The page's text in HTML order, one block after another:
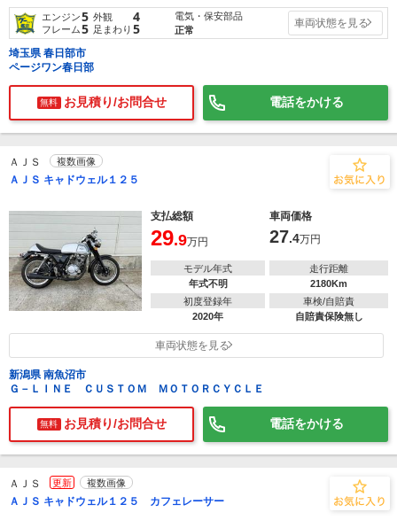
エンジン5 外観 4
フレーム5 足まわり 5
電気・保安部品
正常
車両状態を見る
埼玉県 春日部市
ページワン春日部
無料 お見積り/お問合せ 電話をかける
ＡＪＳ 複数画像
ＡＪＳ キャドウェル１２５
支払総額 車両価格
29.9万円 27.4万円
モデル年式
年式不明
走行距離
2180Km
初度登録年
2020年
車検/自賠責
自賠責保険無し
車両状態を見る
新潟県 南魚沼市
Ｇ－ＬＩＮＥ ＣＵＳＴＯＭ ＭＯＴＯＲＣＹＣＬＥ
無料 お見積り/お問合せ 電話をかける
ＡＪＳ 更新 複数画像
ＡＪＳ キャドウェル１２５ カフェレーサー